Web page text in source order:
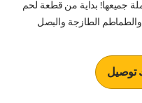
جميعها! بداية من قطعة لحم
الطازجة والبصل
توصيل